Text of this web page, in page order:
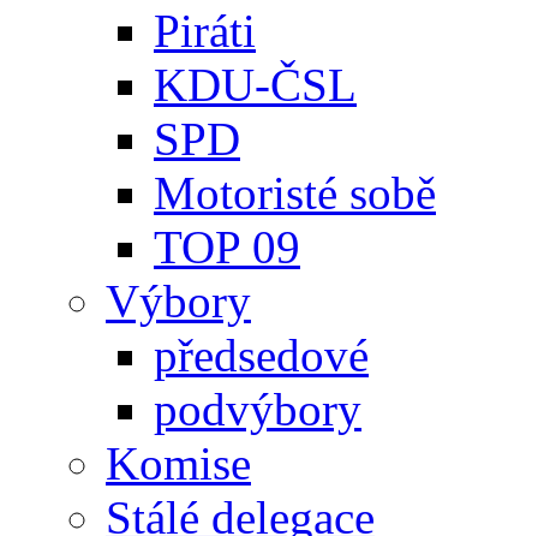
Piráti
KDU-ČSL
SPD
Motoristé sobě
TOP 09
Výbory
předsedové
podvýbory
Komise
Stálé delegace